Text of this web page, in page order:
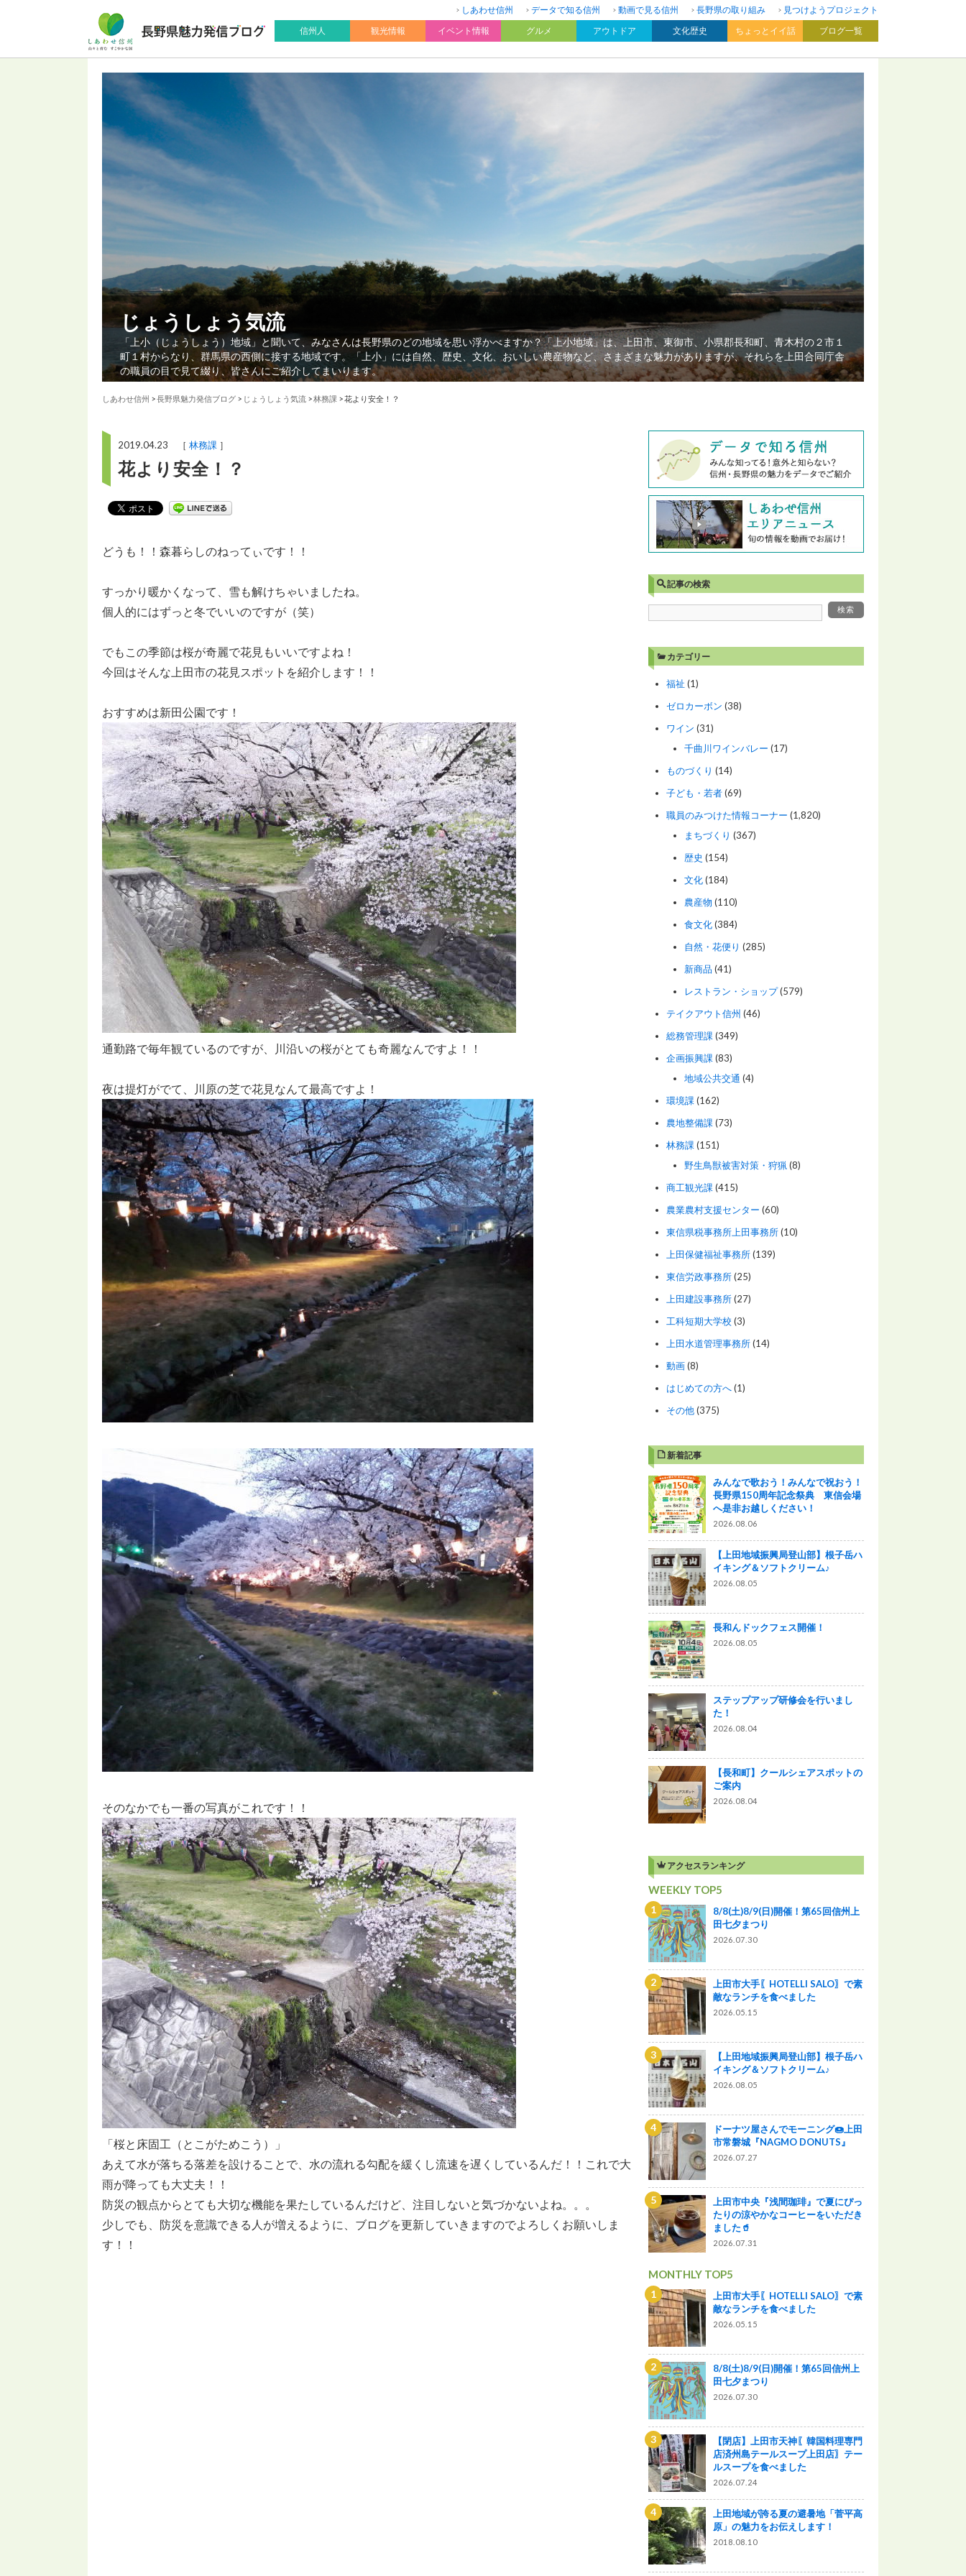
しあわせ信州 データで知る信州 動画で見る信州 長野県の取り組み
見つけようプロジェクト
信州人
観光情報 イベント情報 グルメ アウトドア 文化歴史 ちょっとイイ話 ブログ一覧
じょうしょう気流
「上小（じょうしょう）地域」と聞いて、みなさんは長野県のどの地域を思い浮かべますか？「上小地域」は、上田市、東御市、小県郡長和町、青木村の２市１
町１村からなり、群馬県の西側に接する地域です。「上小」には自然、歴史、文化、おいしい農産物など、さまざまな魅力がありますが、それらを上田合同庁舎
の職員の目で見て綴り、皆さんにご紹介してまいります。
しあわせ信州 >長野県魅力発信ブログ > じょうしょう気流 >林務課 >花より安全！？
2019.04.23 ［ 林務課 ］
花より安全！？
どうも！！森暮らしのねってぃです！！
すっかり暖かくなって、雪も解けちゃいましたね。
個人的にはずっと冬でいいのですが（笑）
でもこの季節は桜が奇麗で花見もいいですよね！
今回はそんな上田市の花見スポットを紹介します！！
おすすめは新田公園です！
通勤路で毎年観ているのですが、川沿いの桜がとても奇麗なんですよ！！
夜は提灯がでて、川原の芝で花見なんて最高ですよ！
そのなかでも一番の写真がこれです！！
「桜と床固工（とこがためこう）」
あえて水が落ちる落差を設けることで、水の流れる勾配を緩くし流速を遅くしているんだ！！これで大
雨が降っても大丈夫！！
防災の観点からとても大切な機能を果たしているんだけど、注目しないと気づかないよね。。。
少しでも、防災を意識できる人が増えるように、ブログを更新していきますのでよろしくお願いしま
す！！
記事の検索
カテゴリー
福祉 (1)
ゼロカーボン (38)
ワイン (31)
千曲川ワインバレー (17)
ものづくり (14)
子ども・若者(69)
職員のみつけた情報コーナー (1,820)
まちづくり (367)
歴史 (154)
文化(184)
農産物 (110)
食文化(384)
自然・花便り (285)
新商品 (41)
レストラン・ショップ(579)
テイクアウト信州 (46)
総務管理課(349)
企画振興課(83)
地域公共交通 (4)
環境課(162)
農地整備課(73)
林務課(151)
野生鳥獣被害対策・狩猟(8)
商工観光課(415)
農業農村支援センター (60)
東信県税事務所上田事務所(10)
上田保健福祉事務所(139)
東信労政事務所(25)
上田建設事務所(27)
工科短期大学校 (3)
上田水道管理事務所(14)
動画(8)
はじめての方へ(1)
その他(375)
新着記事
みんなで歌おう！みんなで祝おう！
長野県150周年記念祭典 東信会場
へ是非お越しください！
2026.08.06
【上田地域振興局登山部】根子岳ハ
イキング＆ソフトクリーム♪
2026.08.05
長和んドックフェス開催！
2026.08.05
ステップアップ研修会を行いまし
た！
2026.08.04
【長和町】クールシェアスポットの
ご案内
2026.08.04
アクセスランキング
WEEKLY TOP5
8/8(土)8/9(日)開催！第65回信州上
田七夕まつり
2026.07.30
上田市大手〖HOTELLI SALO〗で素
敵なランチを食べました
2026.05.15
【上田地域振興局登山部】根子岳ハ
イキング＆ソフトクリーム♪
2026.08.05
ドーナツ屋さんでモーニング🍩上田
市常磐城『NAGMO DONUTS』
2026.07.27
上田市中央『浅間珈琲』で夏にぴっ
たりの涼やかなコーヒーをいただき
ました🥤
2026.07.31
MONTHLY TOP5
上田市大手〖HOTELLI SALO〗で素
敵なランチを食べました
2026.05.15
8/8(土)8/9(日)開催！第65回信州上
田七夕まつり
2026.07.30
【閉店】上田市天神〖韓国料理専門
店済州島テールスープ上田店〗テー
ルスープを食べました
2026.07.24
上田地域が誇る夏の避暑地「菅平高
原」の魅力をお伝えします！
2018.08.10